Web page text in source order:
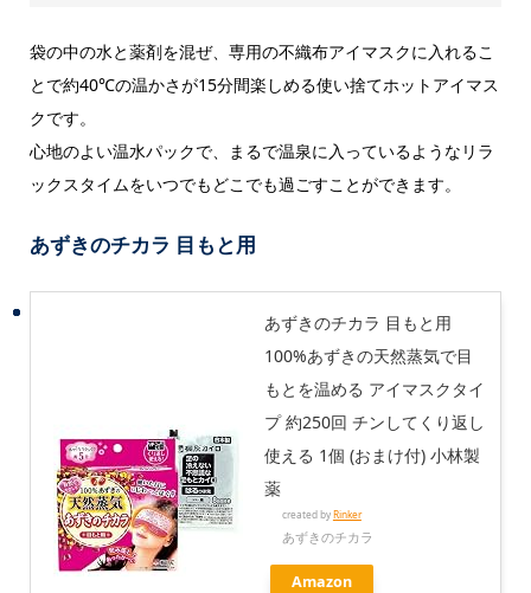
袋の中の水と薬剤を混ぜ、専用の不織布アイマスクに入れるこ
とで約40℃の温かさが15分間楽しめる使い捨てホットアイマス
クです。
心地のよい温水パックで、まるで温泉に入っているようなリラ
ックスタイムをいつでもどこでも過ごすことができます。
あずきのチカラ 目もと用
あずきのチカラ 目もと用
100%あずきの天然蒸気で目
もとを温める アイマスクタイ
プ 約250回 チンしてくり返し
使える 1個 (おまけ付) 小林製
薬
created byRinker
あずきのチカラ
Amazon